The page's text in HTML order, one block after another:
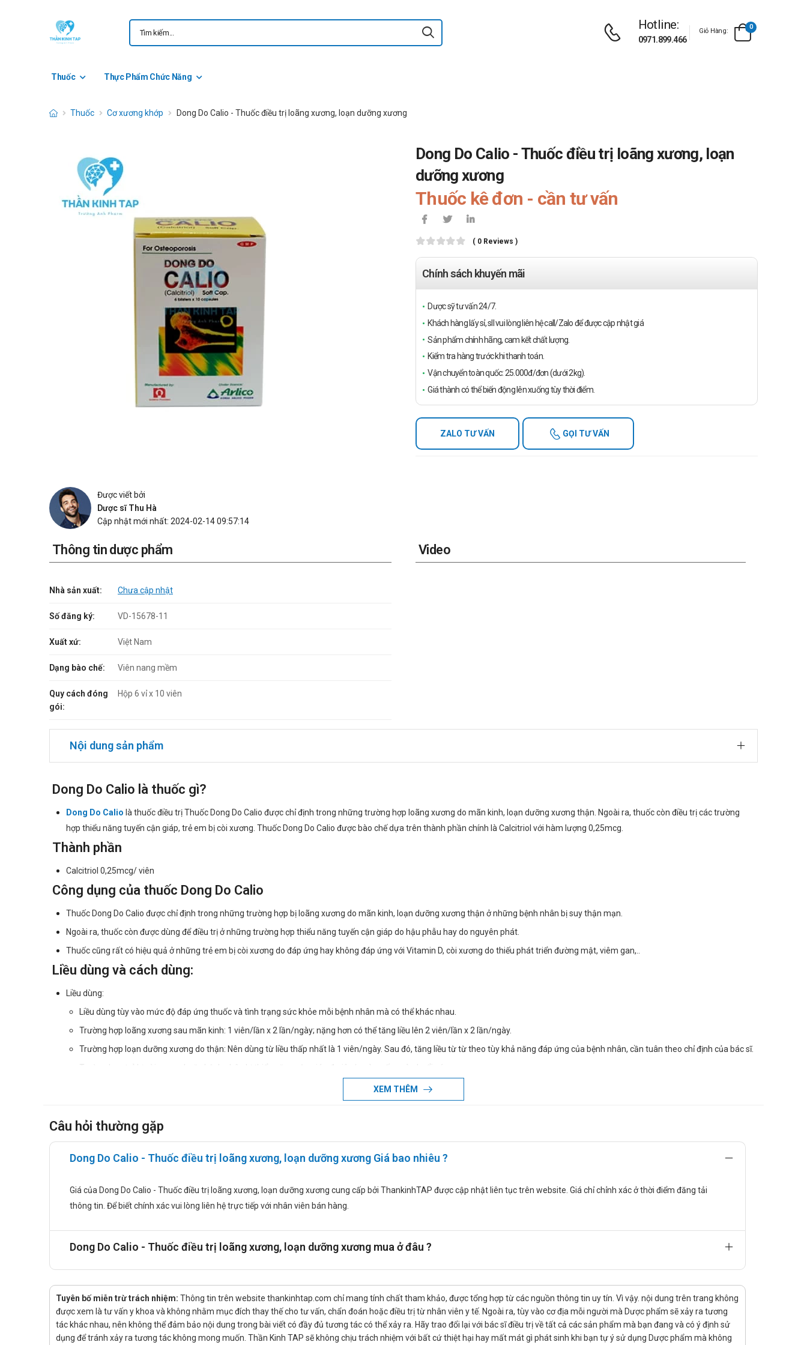
Hotline:
0971.899.466
Giỏ Hàng:
0
Thuốc Thực Phẩm Chức Năng
Thuốc Cơ xương khớp Dong Do Calio - Thuốc điều trị loãng xương, loạn dưỡng xương
Dong Do Calio - Thuốc điều trị loãng xương, loạn
dưỡng xương
Thuốc kê đơn - cần tư vấn
( 0 Reviews )
Chính sách khuyến mãi
Dược sỹ tư vấn 24/7.
Khách hàng lấy sỉ, sll vui lòng liên hệ call/Zalo để được cập nhật giá
Sản phẩm chính hãng, cam kết chất lượng.
Kiểm tra hàng trước khi thanh toán.
Vận chuyển toàn quốc: 25.000đ/đơn (dưới 2kg).
Giá thành có thể biến động lên xuống tùy thời điểm.
ZALO TƯ VẤN GỌI TƯ VẤN
Được viết bởi
Dược sĩ Thu Hà
Cập nhật mới nhất: 2024-02-14 09:57:14
Thông tin dược phẩm
Nhà sản xuất: Chưa cập nhật
Số đăng ký: VD-15678-11
Xuất xứ: Việt Nam
Dạng bào chế: Viên nang mềm
Quy cách đóng
gói:
Hộp 6 vỉ x 10 viên
Video
Nội dung sản phẩm
Dong Do Calio là thuốc gì?
Dong Do Calio là thuốc điều trị Thuốc Dong Do Calio được chỉ định trong những trường hợp loãng xương do mãn kinh, loạn dưỡng xương thận. Ngoài ra, thuốc còn điều trị các trường
hợp thiểu năng tuyến cận giáp, trẻ em bị còi xương. Thuốc Dong Do Calio được bào chế dựa trên thành phần chính là Calcitriol với hàm lượng 0,25mcg.
Thành phần
Calcitriol 0,25mcg/ viên
Công dụng của thuốc Dong Do Calio
Thuốc Dong Do Calio được chỉ định trong những trường hợp bị loãng xương do mãn kinh, loạn dưỡng xương thận ở những bệnh nhân bị suy thận mạn.
Ngoài ra, thuốc còn được dùng để điều trị ở những trường hợp thiểu năng tuyến cận giáp do hậu phẫu hay do nguyên phát.
Thuốc cũng rất có hiệu quả ở những trẻ em bị còi xương do đáp ứng hay không đáp ứng với Vitamin D, còi xương do thiếu phát triển đường mật, viêm gan,..
Liều dùng và cách dùng:
Liều dùng:
Liều dùng tùy vào mức độ đáp ứng thuốc và tình trạng sức khỏe mỗi bệnh nhân mà có thể khác nhau.
Trường hợp loãng xương sau mãn kinh: 1 viên/lần x 2 lần/ngày; nặng hơn có thể tăng liều lên 2 viên/lần x 2 lần/ngày.
Trường hợp loạn dưỡng xương do thận: Nên dùng từ liều thấp nhất là 1 viên/ngày. Sau đó, tăng liều từ từ theo tùy khả năng đáp ứng của bệnh nhân, cần tuân theo chỉ định của bác sĩ.
Trường hợp trẻ bị còi xương hoặc bệnh nhân bị thiểu năng cận giáp: 1 viên/ ngày, uống vào buổi sáng.
Thuốc Dong Do Calio chống chỉ định dùng trong trường hợp sau:
Bệnh nhân bị mẫn cảm với các thành phần thuốc.
Tác dụng phụ của thuốc Dong Do Calio
Buồn nôn, nôn mửa, chán ăn.
Tương tác
Không dùng với thuốc Digitalis do nguy cơ gây rối loạn nhịp tim.
Ở những bệnh nhân bị thiểu năng tuyến cận giáp thì không nên dùng với các thuốc với thuốc lợi tiểu nhóm thiazid do gia tăng nguy cơ tăng calci huyết.
Sinh khả dụng của thuốc có thể giảm nếu dùng cùng với các thuốc Phenobarbital, Phenytoin, các thuốc corticoid, thuốc ức chế calci, thuốc kháng acid, Cholestyramin.
Nhà sản xuất
XEM THÊM
Câu hỏi thường gặp
Dong Do Calio - Thuốc điều trị loãng xương, loạn dưỡng xương Giá bao nhiêu ?
Giá của Dong Do Calio - Thuốc điều trị loãng xương, loạn dưỡng xương cung cấp bởi ThankinhTAP được cập nhật liên tục trên website. Giá chỉ chỉnh xác ở thời điểm đăng tải
thông tin. Để biết chính xác vui lòng liên hệ trực tiếp với nhân viên bán hàng.
Dong Do Calio - Thuốc điều trị loãng xương, loạn dưỡng xương mua ở đâu ?
Tuyên bố miễn trừ trách nhiệm: Thông tin trên website thankinhtap.com chỉ mang tính chất tham khảo, được tổng hợp từ các nguồn thông tin uy tín. Vì vậy. nội dung trên trang không
được xem là tư vấn y khoa và không nhằm mục đích thay thế cho tư vấn, chẩn đoán hoặc điều trị từ nhân viên y tế. Ngoài ra, tùy vào cơ địa mỗi người mà Dược phẩm sẽ xảy ra tương
tác khác nhau, nên không thể đảm bảo nội dung trong bài viết có đầy đủ tương tác có thể xảy ra. Hãy trao đổi lại với bác sĩ điều trị về tất cả các sản phẩm mà bạn đang và có ý định sử
dụng để tránh xảy ra tương tác không mong muốn. Thần Kinh TAP sẽ không chịu trách nhiệm với bất cứ thiệt hại hay mất mát gì phát sinh khi bạn tự ý sử dụng Dược phẩm mà không